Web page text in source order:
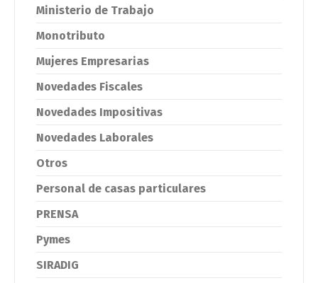
Ministerio de Trabajo
Monotributo
Mujeres Empresarias
Novedades Fiscales
Novedades Impositivas
Novedades Laborales
Otros
Personal de casas particulares
PRENSA
Pymes
SIRADIG